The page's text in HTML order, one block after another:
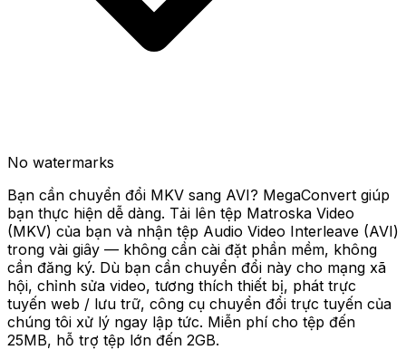
No watermarks
Bạn cần chuyển đổi MKV sang AVI? MegaConvert giúp
bạn thực hiện dễ dàng. Tải lên tệp Matroska Video
(MKV) của bạn và nhận tệp Audio Video Interleave (AVI)
trong vài giây — không cần cài đặt phần mềm, không
cần đăng ký. Dù bạn cần chuyển đổi này cho mạng xã
hội, chỉnh sửa video, tương thích thiết bị, phát trực
tuyến web / lưu trữ, công cụ chuyển đổi trực tuyến của
chúng tôi xử lý ngay lập tức. Miễn phí cho tệp đến
25MB, hỗ trợ tệp lớn đến 2GB.